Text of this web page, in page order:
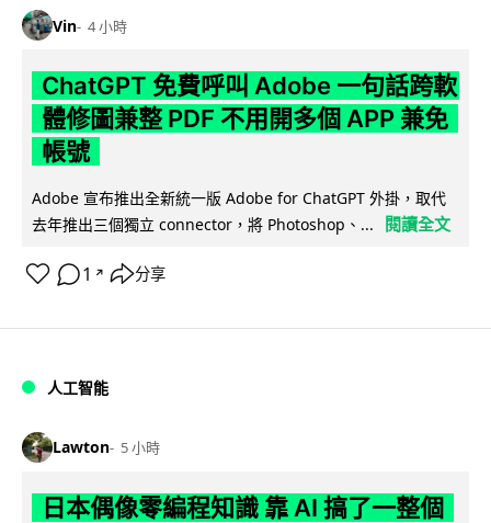
Vin 4 小時
ChatGPT 免費呼叫 Adobe 一句話跨軟
體修圖兼整 PDF 不用開多個 APP 兼免
帳號
Adobe 宣布推出全新統一版 Adobe for ChatGPT 外掛，取代
去年推出三個獨立 connector，將 Photoshop、...
閱讀全文
1 ↗ 分享
人工智能
Lawton 5 小時
日本偶像零編程知識 靠 AI 搞了一整個